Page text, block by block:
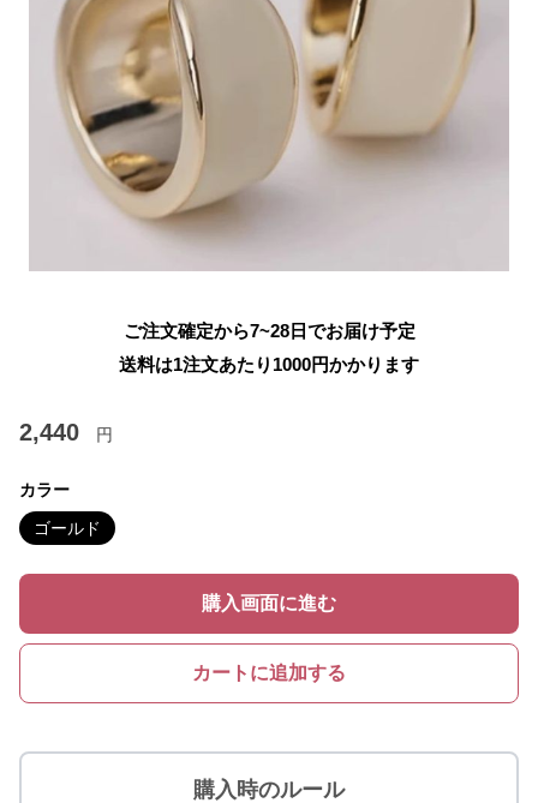
ご注文確定から7~28日でお届け予定
送料は1注文あたり 1000円かかります
2,440 円
カラー
ゴールド
購入画面に進む
カートに追加する
購入時のルール